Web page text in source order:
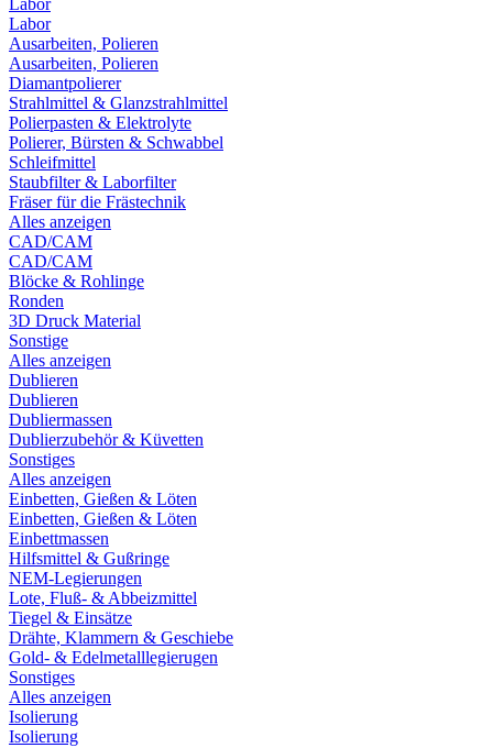
Labor
Labor
Ausarbeiten, Polieren
Ausarbeiten, Polieren
Diamantpolierer
Strahlmittel & Glanzstrahlmittel
Polierpasten & Elektrolyte
Polierer, Bürsten & Schwabbel
Schleifmittel
Staubfilter & Laborfilter
Fräser für die Frästechnik
Alles anzeigen
CAD/CAM
CAD/CAM
Blöcke & Rohlinge
Ronden
3D Druck Material
Sonstige
Alles anzeigen
Dublieren
Dublieren
Dubliermassen
Dublierzubehör & Küvetten
Sonstiges
Alles anzeigen
Einbetten, Gießen & Löten
Einbetten, Gießen & Löten
Einbettmassen
Hilfsmittel & Gußringe
NEM-Legierungen
Lote, Fluß- & Abbeizmittel
Tiegel & Einsätze
Drähte, Klammern & Geschiebe
Gold- & Edelmetalllegierugen
Sonstiges
Alles anzeigen
Isolierung
Isolierung